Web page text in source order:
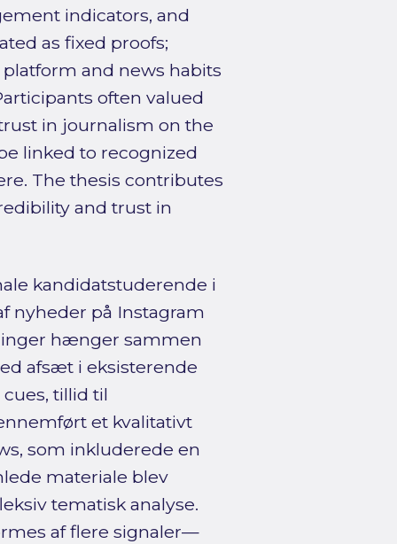
indicators, and
as fixed proofs;
and news habits
often valued
in journalism on the
linked to recognized
The thesis contributes
and trust in
kandidatstuderende i
nyheder på Instagram
hænger sammen
afsæt i eksisterende
tillid til
et kvalitativt
som inkluderede en
materiale blev
tematisk analyse.
af flere signaler—